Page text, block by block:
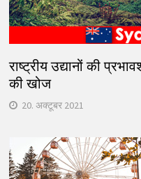
राष्ट्रीय उद्यानों की
की खोज
20. अक्टूबर 2021